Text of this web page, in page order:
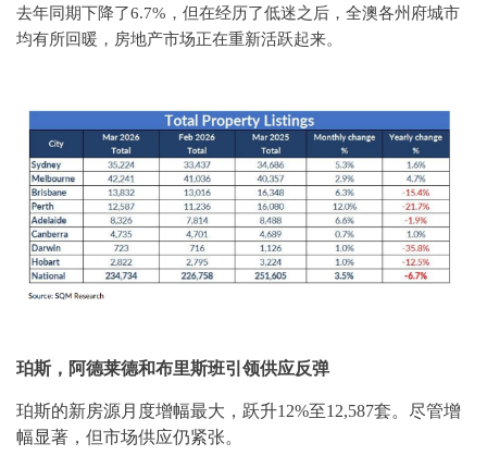
去年同期下降了6.7%，但在经历了低迷之后，全澳各州府城市
均有所回暖，房地产市场正在重新活跃起来。
珀斯，阿德莱德和布里斯班引领供应反弹
珀斯的新房源月度增幅最大，跃升12%至12,587套。尽管增
幅显著，但市场供应仍紧张。